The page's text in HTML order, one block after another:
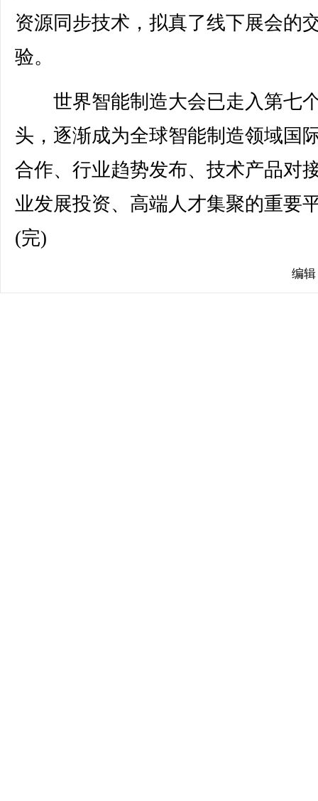
资源同步技术，拟真了线下展会的
验。
世界智能制造大会已走入第七
头，逐渐成为全球智能制造领域国
合作、行业趋势发布、技术产品对
业发展投资、高端人才集聚的重要
(完)
编